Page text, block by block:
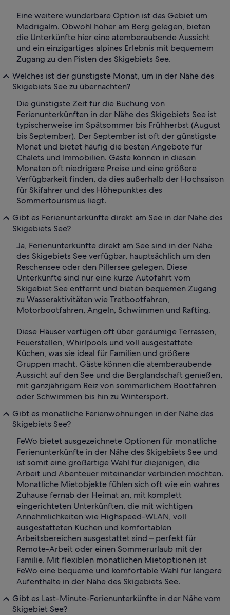
Eine weitere wunderbare Option ist das Gebiet um
Medrigalm. Obwohl höher am Berg gelegen, bieten
die Unterkünfte hier eine atemberaubende Aussicht
und ein einzigartiges alpines Erlebnis mit bequemem
Zugang zu den Pisten des Skigebiets See.
Welches ist der günstigste Monat, um in der Nähe des
Skigebiets See zu übernachten?
Die günstigste Zeit für die Buchung von
Ferienunterkünften in der Nähe des Skigebiets See ist
typischerweise im Spätsommer bis Frühherbst (August
bis September). Der September ist oft der günstigste
Monat und bietet häufig die besten Angebote für
Chalets und Immobilien. Gäste können in diesen
Monaten oft niedrigere Preise und eine größere
Verfügbarkeit finden, da dies außerhalb der Hochsaison
für Skifahrer und des Höhepunktes des
Sommertourismus liegt.
Gibt es Ferienunterkünfte direkt am See in der Nähe des
Skigebiets See?
Ja, Ferienunterkünfte direkt am See sind in der Nähe
des Skigebiets See verfügbar, hauptsächlich um den
Reschensee oder den Pillersee gelegen. Diese
Unterkünfte sind nur eine kurze Autofahrt vom
Skigebiet See entfernt und bieten bequemen Zugang
zu Wasseraktivitäten wie Tretbootfahren,
Motorbootfahren, Angeln, Schwimmen und Rafting.
Diese Häuser verfügen oft über geräumige Terrassen,
Feuerstellen, Whirlpools und voll ausgestattete
Küchen, was sie ideal für Familien und größere
Gruppen macht. Gäste können die atemberaubende
Aussicht auf den See und die Berglandschaft genießen,
mit ganzjährigem Reiz von sommerlichem Bootfahren
oder Schwimmen bis hin zu Wintersport.
Gibt es monatliche Ferienwohnungen in der Nähe des
Skigebiets See?
FeWo bietet ausgezeichnete Optionen für monatliche
Ferienunterkünfte in der Nähe des Skigebiets See und
ist somit eine großartige Wahl für diejenigen, die
Arbeit und Abenteuer miteinander verbinden möchten.
Monatliche Mietobjekte fühlen sich oft wie ein wahres
Zuhause fernab der Heimat an, mit komplett
eingerichteten Unterkünften, die mit wichtigen
Annehmlichkeiten wie Highspeed-WLAN, voll
ausgestatteten Küchen und komfortablen
Arbeitsbereichen ausgestattet sind – perfekt für
Remote-Arbeit oder einen Sommerurlaub mit der
Familie. Mit flexiblen monatlichen Mietoptionen ist
FeWo eine bequeme und komfortable Wahl für längere
Aufenthalte in der Nähe des Skigebiets See.
Gibt es Last-Minute-Ferienunterkünfte in der Nähe vom
Skigebiet See?